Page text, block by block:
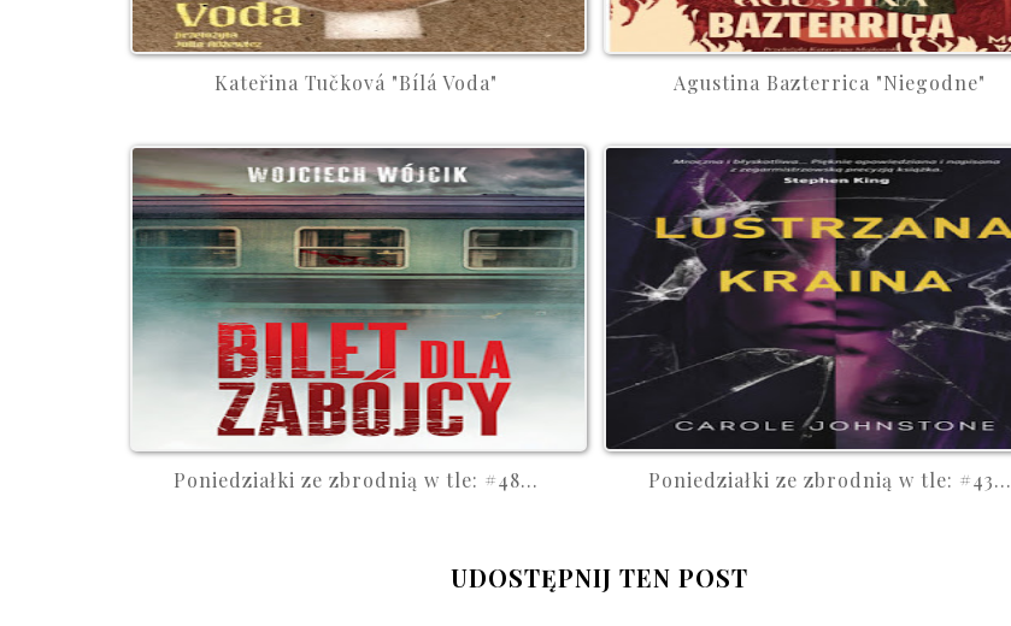
Kateřina Tučková "Bílá Voda" Agustina Bazterrica "Niegodne"
Poniedziałki ze zbrodnią w tle: #48... Poniedziałki ze zbrodnią w tle: #43...
UDOSTĘPNIJ TEN POST